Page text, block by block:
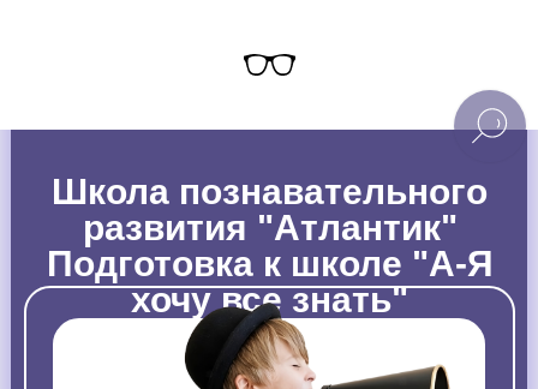
Школа познавательного
развития "Атлантик"
Подготовка к школе "А-Я
хочу все знать"